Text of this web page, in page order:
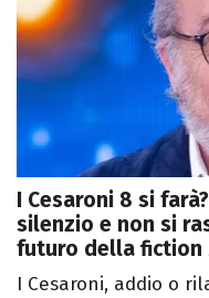
I Cesaroni 8 si
silenzio e non si
futuro della fiction
I Cesaroni, addio o